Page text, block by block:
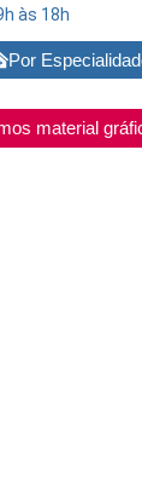
às 18h
Por
material